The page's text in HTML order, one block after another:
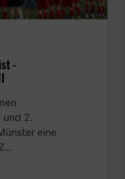
-
und 2.
eine